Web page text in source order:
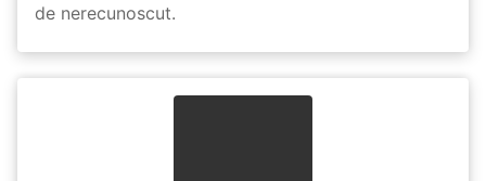
de nerecunoscut.